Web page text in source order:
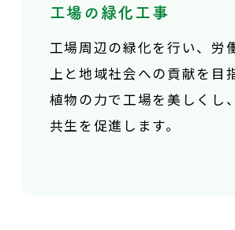
工場の緑化工事
工場周辺の緑化を行い、 労
上と地域社会への貢献を目
植物の力で工場を美しくし
共生を促進します。